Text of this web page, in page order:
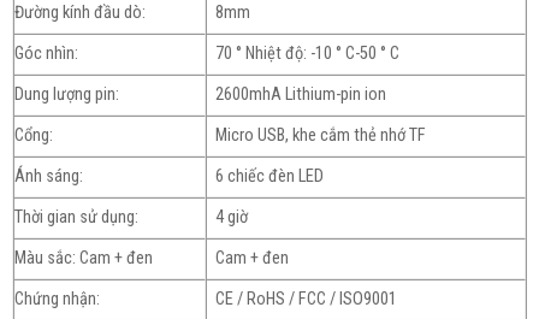
Đường kính đầu dò:
8mm
Góc nhìn:
70 ° Nhiệt độ: -10 ° C-50 ° C
Dung lượng pin:
2600mhA Lithium-pin ion
Cổng:
Micro USB, khe cắm thẻ nhớ TF
Ánh sáng:
6 chiếc đèn LED
Thời gian sử dụng:
4 giờ
Màu sắc: Cam + đen
Cam + đen
Chứng nhận:
CE / RoHS / FCC / ISO9001